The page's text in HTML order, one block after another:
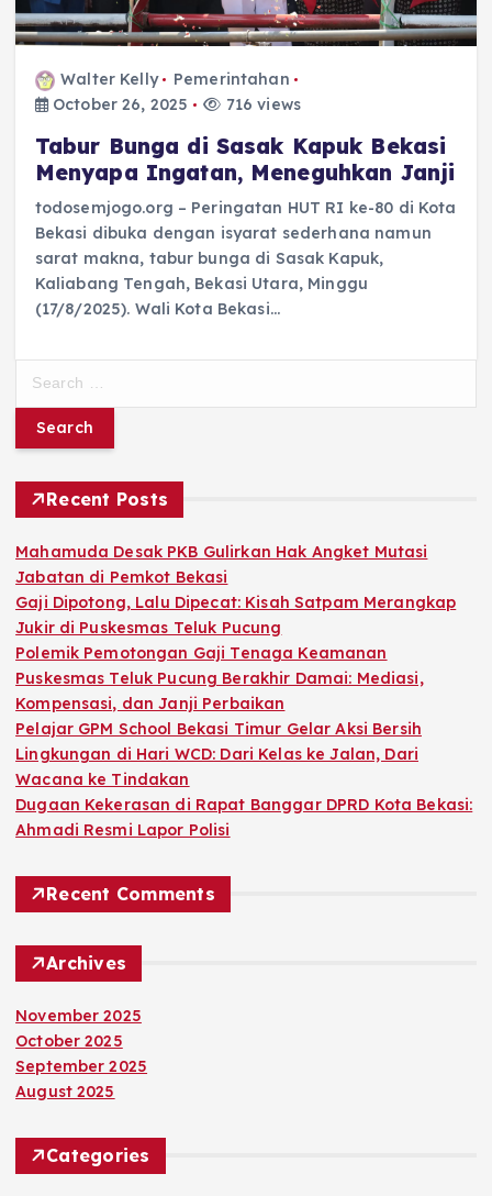
Walter Kelly
Pemerintahan
October 26, 2025
716 views
Tabur Bunga di Sasak Kapuk Bekasi
Menyapa Ingatan, Meneguhkan Janji
todosemjogo.org – Peringatan HUT RI ke-80 di Kota
Bekasi dibuka dengan isyarat sederhana namun
sarat makna, tabur bunga di Sasak Kapuk,
Kaliabang Tengah, Bekasi Utara, Minggu
(17/8/2025). Wali Kota Bekasi…
r
f
o
r
:
Recent Posts
Mahamuda Desak PKB Gulirkan Hak Angket Mutasi
Jabatan di Pemkot Bekasi
Gaji Dipotong, Lalu Dipecat: Kisah Satpam Merangkap
Jukir di Puskesmas Teluk Pucung
Polemik Pemotongan Gaji Tenaga Keamanan
Puskesmas Teluk Pucung Berakhir Damai: Mediasi,
Kompensasi, dan Janji Perbaikan
Pelajar GPM School Bekasi Timur Gelar Aksi Bersih
Lingkungan di Hari WCD: Dari Kelas ke Jalan, Dari
Wacana ke Tindakan
Dugaan Kekerasan di Rapat Banggar DPRD Kota Bekasi:
Ahmadi Resmi Lapor Polisi
Recent Comments
Archives
November 2025
October 2025
September 2025
August 2025
Categories